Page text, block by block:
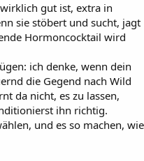
gut ist, extra in
sie stöbert und sucht, jagt
Hormoncocktail wird
ich denke, wenn dein
die Gegend nach Wild
da nicht, es zu lassen,
ihn richtig.
und es so machen, wie